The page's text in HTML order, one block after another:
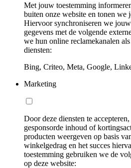
Met jouw toestemming
buiten onze website en tonen we
Hiervoor synchroniseren we
gegevens met de volgende
we hun online reclamekanalen
diensten:
Bing, Criteo, Meta, Google,
Marketing
Door deze diensten te
gesponsorde inhoud of
producten weergeven op basis
winkelgedrag en het succes
toestemming gebruiken we de
op deze website: